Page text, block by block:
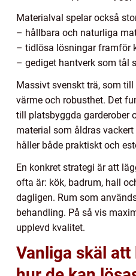
Materialval spelar också
– hållbara och naturliga
– tidlösa lösningar framför
– gediget hantverk som tål
Massivt svenskt trä, som till
värme och robusthet. Det
till platsbyggda garderober
material som åldras
håller både praktiskt och
En konkret strategi är att
ofta är: kök, badrum, hall
dagligen. Rum som
behandling. På så vis
upplevd kvalitet.
Vanliga skäl